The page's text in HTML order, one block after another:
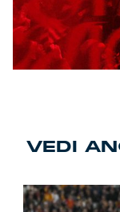
VEDI